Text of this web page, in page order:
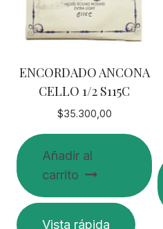
ENCORDADO ANCONA
CELLO 1/2 S115C
$35.300,00
Añadir al
carrito
Vista rápida